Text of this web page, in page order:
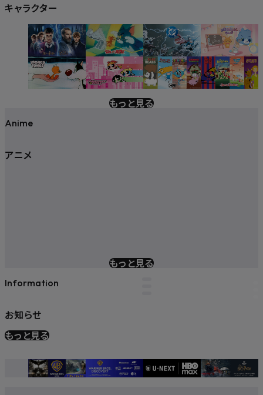
キャラクター
もっと見る
Anime
アニメ
もっと見る
Information
お知らせ
もっと見る